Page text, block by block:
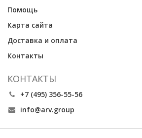
Помощь
Карта сайта
Доставка и оплата
Контакты
КОНТАКТЫ
+7 (495) 356-55-56
info@arv.group